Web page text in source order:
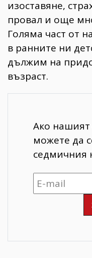
изоставяне,
провал и още
Голяма част от
в ранните ни
дължим на
възраст.
Ако нашият
можете да
седмичния